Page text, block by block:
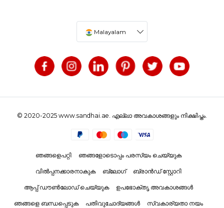
Malayalam
© 2020-2025 www.sandhai.ae. എല്ലാ അവകാശങ്ങളും നിക്ഷിപ്തം.
ഞങ്ങളെപറ്റി ഞങ്ങളോടൊപ്പം പരസ്യം ചെയ്യുക
വിൽപ്പനക്കാരനാകുക ബ്ലോഗ് ബ്രാൻഡ് സ്റ്റോറി
ആപ്പ് ഡൗൺലോഡ് ചെയ്യുക ഉപഭോക്തൃ അവകാശങ്ങൾ
ഞങ്ങളെ ബന്ധപ്പെടുക പതിവുചോദ്യങ്ങൾ സ്വകാര്യതാ നയം